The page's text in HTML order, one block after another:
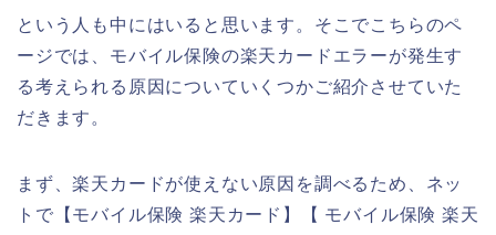
という人も中にはいると思います。そこでこちらのペ
ージでは、モバイル保険の楽天カードエラーが発生す
る考えられる原因についていくつかご紹介させていた
だきます。
まず、楽天カードが使えない原因を調べるため、ネッ
トで【モバイル保険 楽天カード】【 モバイル保険 楽天